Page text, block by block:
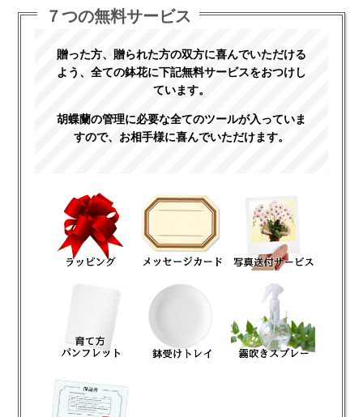
７つの無料サービス
贈った方、贈られた方の双方に喜んでいただける
よう、全ての鉢花に下記無料サービスをおつけし
ています。
胡蝶蘭の管理に必要な全てのツールが入っていま
すので、お相手様に喜んでいただけます。